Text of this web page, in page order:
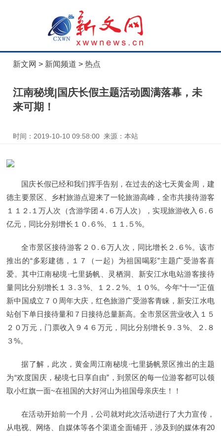
新文网 > 新闻频道 >热点
江南秘境|国庆长假主题活动圆满落幕，未
来可期！
时间：2019-10-10 09:58:00 来源：本站
国庆长假已经和我们挥手告别，在过去的这七天黄金周，建
德主要景区、乡村旅游点迎来了一轮旅游高峰，全市共接待游客
１１２.１万人次（含游学团４.６万人次），实现旅游收入６.６
亿元，同比分别增长１０.６%、１１.５%。
全市景区接待游客２０.６万人次，同比增长２.６%。该市
推出的“多彩建德，１７（一起）为祖国喝彩”主题广受游客喜
爱。其中江南秘境·七里扬帆、灵栖洞、新安江水电站游客接待
量同比分别增长１３.３%、１２.２%、１０%。今年“十一”正值
新中国成立７０周年大庆，红色旅游广受游客青睐，新安江水电
站创下单日接待量和７日接待总量新高。全市景区营业收入１５
２０万元，门票收入９４６万元，同比分别增长９.３%、２.８
３%。
据了解，此次，黄金周江南秘境·七里扬帆景区推出的主题
为“欢度国庆，秘境七日享自由”，到景区的每一位游客都可以领
取小红旗一面~在祖国的大好河山为祖国母亲庆生！！
在活动开始前一个月，公司就对此次活动进行了大力宣传，
从电视、网络、自媒体等各个渠道全面铺开，涉及到的媒体有20